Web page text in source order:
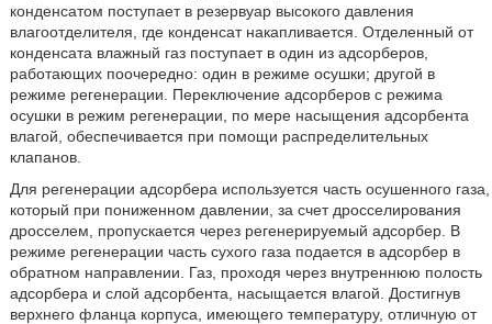
конденсатом поступает в резервуар высокого давления
влагоотделителя, где конденсат накапливается. Отделенный от
конденсата влажный газ поступает в один из адсорберов,
работающих поочередно: один в режиме осушки; другой в
режиме регенерации. Переключение адсорберов с режима
осушки в режим регенерации, по мере насыщения адсорбента
влагой, обеспечивается при помощи распределительных
клапанов.
Для регенерации адсорбера используется часть осушенного газа,
который при пониженном давлении, за счет дросселирования
дросселем, пропускается через регенерируемый адсорбер. В
режиме регенерации часть сухого газа подается в адсорбер в
обратном направлении. Газ, проходя через внутреннюю полость
адсорбера и слой адсорбента, насыщается влагой. Достигнув
верхнего фланца корпуса, имеющего температуру, отличную от